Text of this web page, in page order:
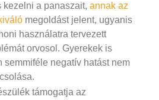
kezelni a panaszait, annak az
megoldást jelent, ugyanis
használatra tervezett
orvosol. Gyerekek is
semmiféle negatív hatást nem
támogatja az